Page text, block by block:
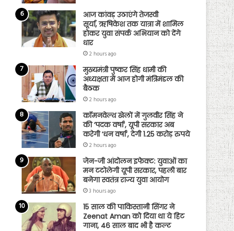
आज कांवड़ उठाएंगे तेजस्वी
सूर्या, ऋषिकेश तक यात्रा में शामिल
होकर युवा संपर्क अभियान को देंगे
धार
2 hours ago
मुख्यमंत्री पुष्कर सिंह धामी की
अध्यक्षता में आज होगी मंत्रिमंडल की
बैठक
2 hours ago
कॉमनवेल्थ खेलों में गुलवीर सिंह ने
की ‘पदक वर्षा’, यूपी सरकार अब
करेगी ‘धन वर्षा’, देगी 1.25 करोड़ रुपये
2 hours ago
जेन-जी आंदोलन इफेक्ट: युवाओं का
मन टटोलेगी यूपी सरकार, पहली बार
बनेगा स्वतंत्र राज्य युवा आयोग
3 hours ago
15 साल की पाकिस्तानी सिंगर ने
Zeenat Aman को दिया था ये हिट
गाना, 46 साल बाद भी है कल्ट